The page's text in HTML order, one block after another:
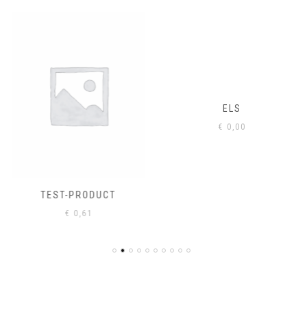
TEST-PRODUCT
€0,61
ELS
€0,00